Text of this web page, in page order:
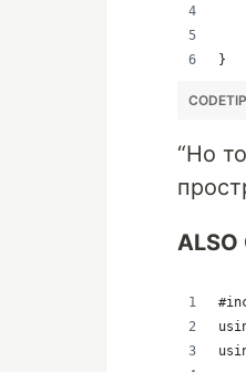
}
“Но
ALSO